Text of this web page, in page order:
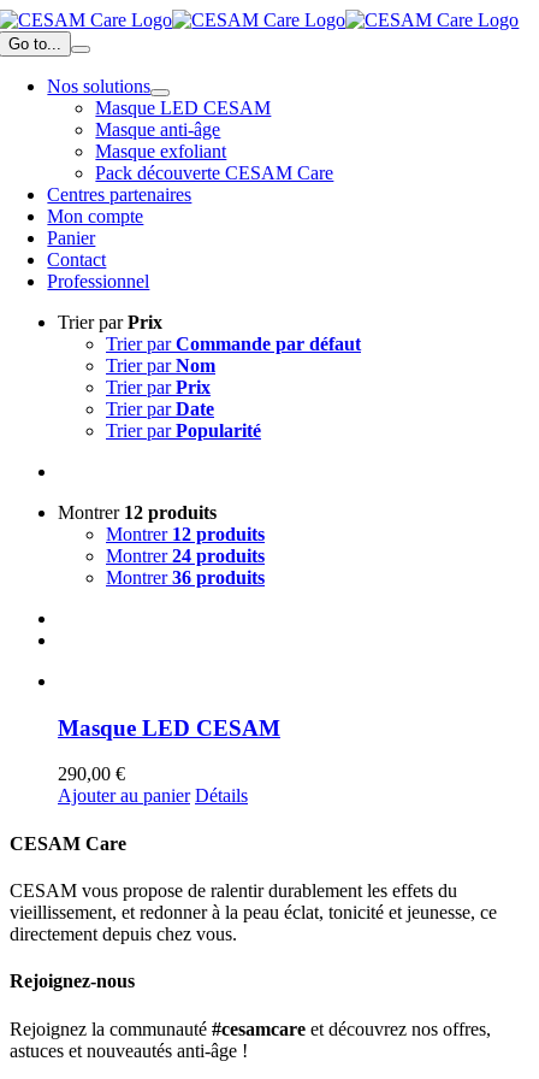
Passer
au
contenu
Go to...
Nos solutions
Masque LED CESAM
Masque anti-âge
Masque exfoliant
Pack découverte CESAM Care
Centres partenaires
Mon compte
Panier
Contact
Professionnel
Trier parPrix
Trier parCommande par défaut
Trier parNom
Trier parPrix
Trier parDate
Trier parPopularité
Montrer 12 produits
Montrer 12 produits
Montrer24 produits
Montrer36 produits
Masque LED CESAM
290,00 €
Ajouter au panier Détails
CESAM Care
CESAM vous propose de ralentir durablement les effets du
vieillissement, et redonner à la peau éclat, tonicité et jeunesse, ce
directement depuis chez vous.
Rejoignez-nous
Rejoignez la communauté #cesamcare et découvrez nos offres,
astuces et nouveautés anti-âge !